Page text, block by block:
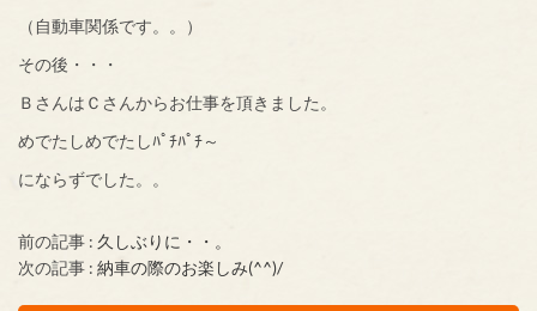
（自動車関係です。。）
その後・・・
ＢさんはＣさんからお仕事を頂きました。
めでたしめでたしﾊﾟﾁﾊﾟﾁ～
にならずでした。。
前の記事 : 久しぶりに・・。
次の記事 : 納車の際のお楽しみ(^^)/